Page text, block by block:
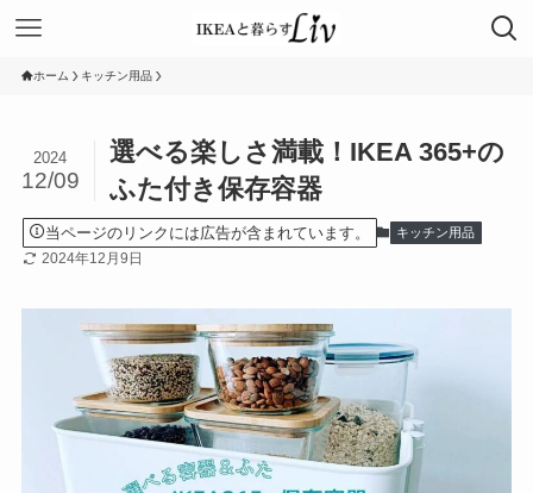
ホーム キッチン用品
選べる楽しさ満載！IKEA 365+の
ふた付き保存容器
2024
12/09
当ページのリンクには広告が含まれています。 キッチン用品
2024年12月9日